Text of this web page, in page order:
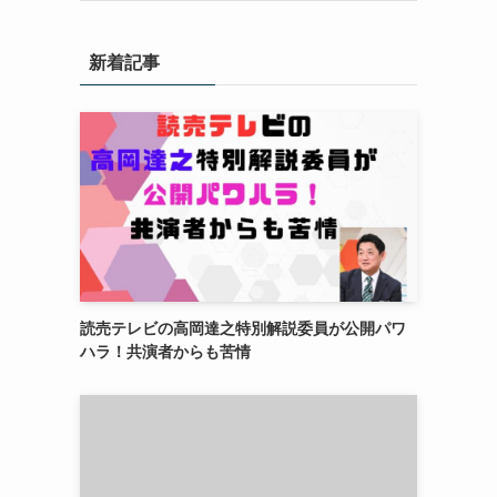
新着記事
読売テレビの高岡達之特別解説委員が公開パワ
ハラ！共演者からも苦情